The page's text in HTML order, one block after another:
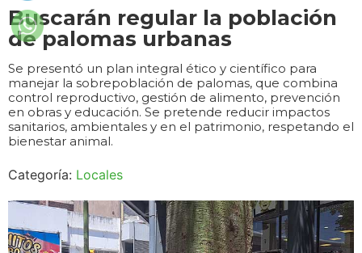
Buscarán regular la población
de palomas urbanas
Se presentó un plan integral ético y científico para
manejar la sobrepoblación de palomas, que combina
control reproductivo, gestión de alimento, prevención
en obras y educación. Se pretende reducir impactos
sanitarios, ambientales y en el patrimonio, respetando el
bienestar animal.
Categoría: Locales